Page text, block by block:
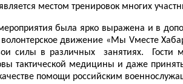
местом тренировок многих
была ярко выражена и в
движение «Мы Vместе
силы в различных занятиях. Гости
тактической медицины и даже
помощи российским